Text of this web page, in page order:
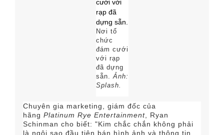
Nơi tổ
chức
đám cưới
với rạp
đã dựng
sẵn. Ảnh:
Splash.
Chuyên gia marketing, giám đốc của
hãng Platinum Rye Entertainment , Ryan
Schinman cho biết: "Kim chắc chắn không phải
là ngôi sao đầu tiên bán hình ảnh và thông tin